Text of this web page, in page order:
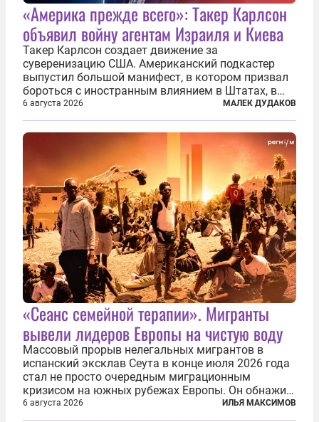
«Америка прежде всего»: Такер Карлсон
объявил войну агентам Израиля и Киева
Такер Карлсон создает движение за
суверенизацию США. Американский подкастер
выпустил большой манифест, в котором призвал
бороться с иностранным влиянием в Штатах, в
первую очередь имея в виду Израиль. А также
прекратить заморские войны, выплатить
репарации Ирану, остановить прием мигрантов...
6 августа 2026 МАЛЕК ДУДАКОВ
«Сеанс семейной терапии». Мигранты
вывели лидеров Европы на чистую воду
Массовый прорыв нелегальных мигрантов в
испанский эксклав Сеута в конце июля 2026 года
стал не просто очередным миграционным
кризисом на южных рубежах Европы. Он обнажил
фундаментальный раскол внутри Евросоюза,
продемонстрировав, что десятилетиями
6 августа 2026 ИЛЬЯ МАКСИМОВ